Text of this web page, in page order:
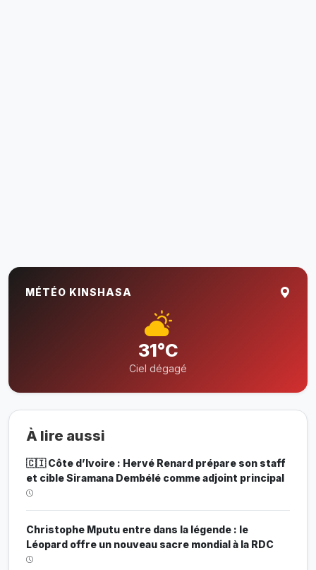
MÉTÉO KINSHASA
31°C
Ciel dégagé
À lire aussi
🇨🇮 Côte d’Ivoire : Hervé Renard prépare son staff
et cible Siramana Dembélé comme adjoint principal
Christophe Mputu entre dans la légende : le
Léopard offre un nouveau sacre mondial à la RDC